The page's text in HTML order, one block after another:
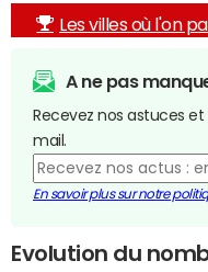
Les villes où l'on
A ne pas
Recevez nos astuces
mail.
En savoir plus sur notre
Evolution du